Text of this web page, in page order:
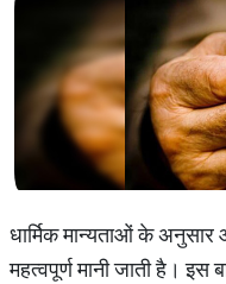
धार्मिक मान्यताओं के
महत्वपूर्ण मानी जाती है।